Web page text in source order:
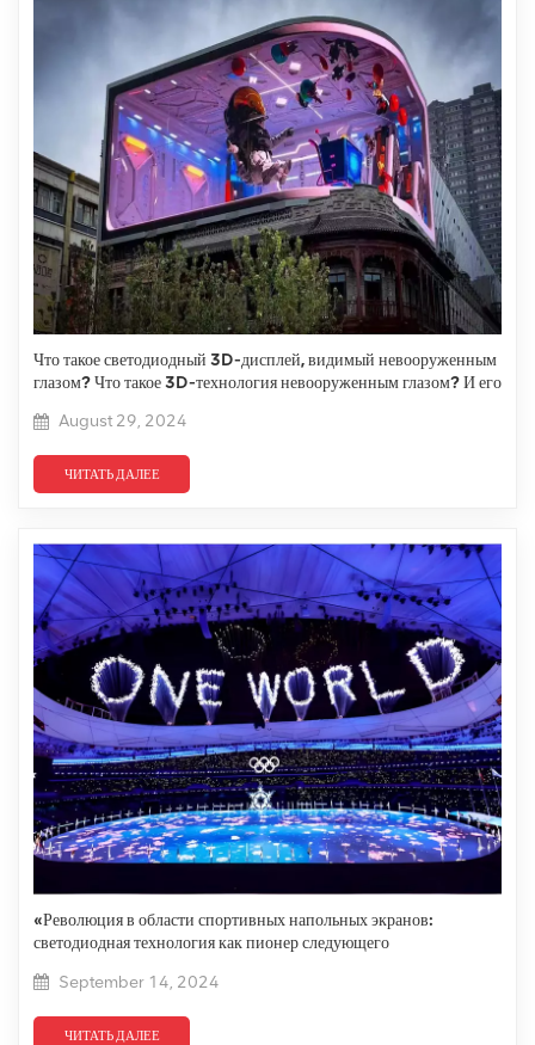
Что такое светодиодный 3D-дисплей, видимый невооруженным
глазом? Что такое 3D-технология невооруженным глазом? И его
August 29, 2024
ЧИТАТЬ ДАЛЕЕ
«Революция в области спортивных напольных экранов:
светодиодная технология как пионер следующего
September 14, 2024
ЧИТАТЬ ДАЛЕЕ